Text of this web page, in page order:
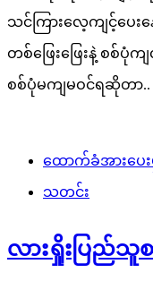
သင်ကြားလေ့ကျင့်ပေး
တစ်ဖြေးဖြေးနဲ့ စစ်ပုံက
စစ်ပုံမကျမဝင်ရဆိုတာ..
ထောက်ခံအားပေး
သတင်း
လားရှိုးပြည်သူ